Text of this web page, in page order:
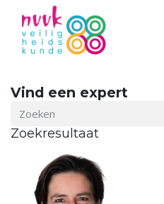
Vind een expert
Zoekresultaat